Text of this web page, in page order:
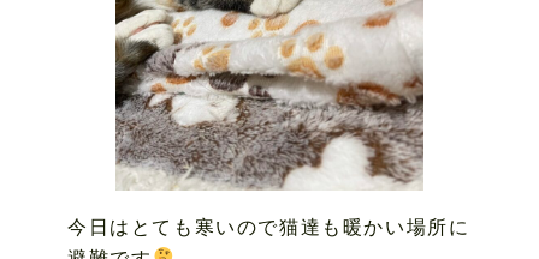
今日はとても寒いので猫達も暖かい場所に